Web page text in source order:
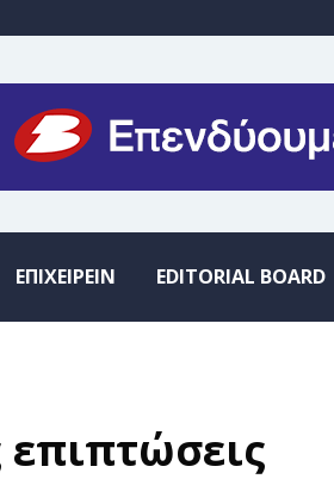
ΕΠΙΧΕΙΡΕΙΝ EDITORIAL BOARD
επιπτώσεις